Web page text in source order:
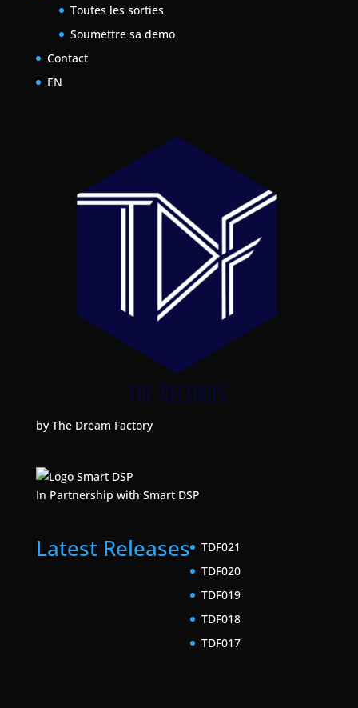
Toutes les sorties
Soumettre sa demo
Contact
EN
by The Dream Factory
In Partnership with Smart DSP
Latest Releases
TDF021
TDF020
TDF019
TDF018
TDF017